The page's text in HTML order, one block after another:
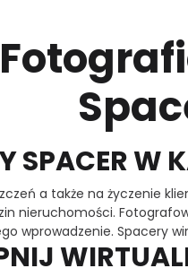
SPACER W
a także na życzenie
nieruchomości.
wprowadzenie. Spacery